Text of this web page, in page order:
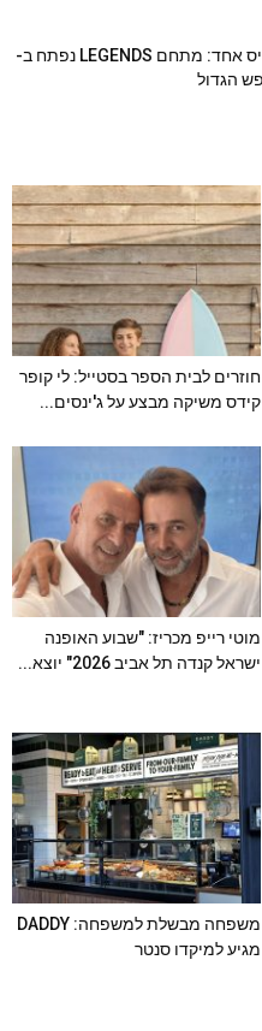
7 אטרקציות בכרטיס אחד: מתחם LEGENDS נפתח ב-
חוזרים לבית הספר בסטייל: לי קופר
קידס משיקה מבצע על ג'ינסים...
מוטי רייפ מכריז: "שבוע האופנה
ישראל קנדה תל אביב 2026" יוצא...
משפחה מבשלת למשפחה: DADDY
מגיע למיקדו סנטר